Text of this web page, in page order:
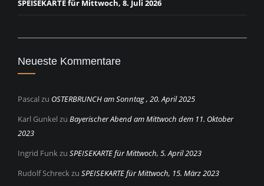
SPEISEKARTE für Mittwoch, 8. Juli 2026
Neueste Kommentare
Pascal zu OSTERBRUNCH am Sonntag , 20. April 2025
Karl Gunkel zu Bayerischer Abend am Mittwoch dem 11. Oktober
2023
Ingrid Funkzu SPEISEKARTE für Mittwoch, 5. April 2023
Rudolf Schreckzu SPEISEKARTE für Mittwoch, 15. März 2023